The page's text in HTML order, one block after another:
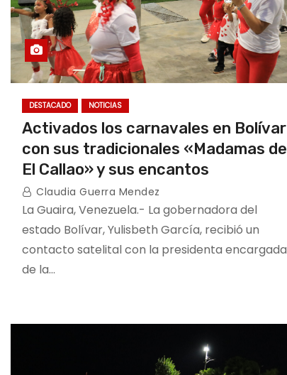
DESTACADO NOTICIAS
Activados los carnavales en Bolívar
con sus tradicionales «Madamas de
El Callao» y sus encantos
Claudia Guerra Mendez
La Guaira, Venezuela.- La gobernadora del
estado Bolívar, Yulisbeth García, recibió un
contacto satelital con la presidenta encargada
de la…